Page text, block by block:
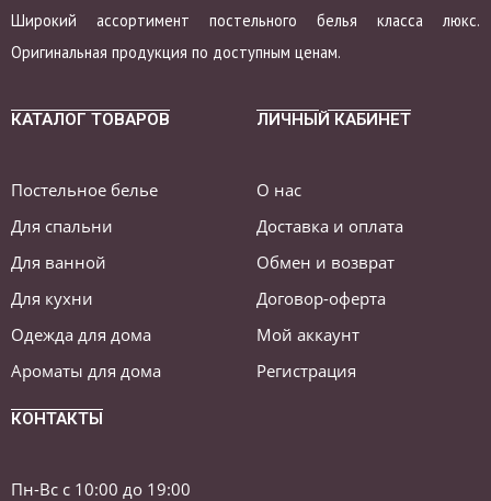
Широкий ассортимент постельного белья класса люкс.
Оригинальная продукция по доступным ценам.
КАТАЛОГ ТОВАРОВ
Постельное белье
Для спальни
Для ванной
Для кухни
Одежда для дома
Ароматы для дома
ЛИЧНЫЙ КАБИНЕТ
О нас
Доставка и оплата
Обмен и возврат
Договор-оферта
Мой аккаунт
Регистрация
КОНТАКТЫ
Пн-Вс с 10:00 до 19:00